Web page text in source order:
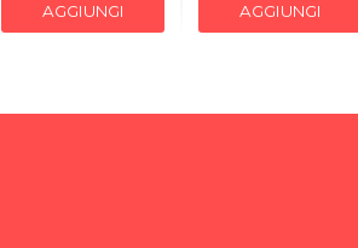
AGGIUNGI AGGIUNGI